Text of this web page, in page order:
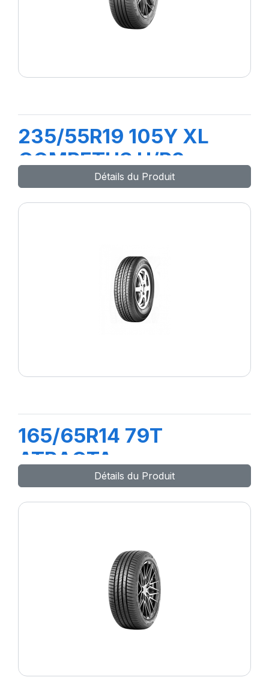
235/55R19 105Y XL
COMPETUS H/P3
Détails du Produit
165/65R14 79T
ATRACTA
Détails du Produit